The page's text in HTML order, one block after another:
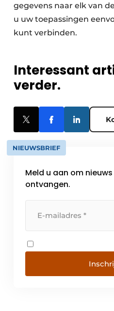
gegevens naar elk van
u uw toepassingen
kunt verbinden.
Interessant
verder.
NIEUWSBRIEF
Meld u aan om
ontvangen.